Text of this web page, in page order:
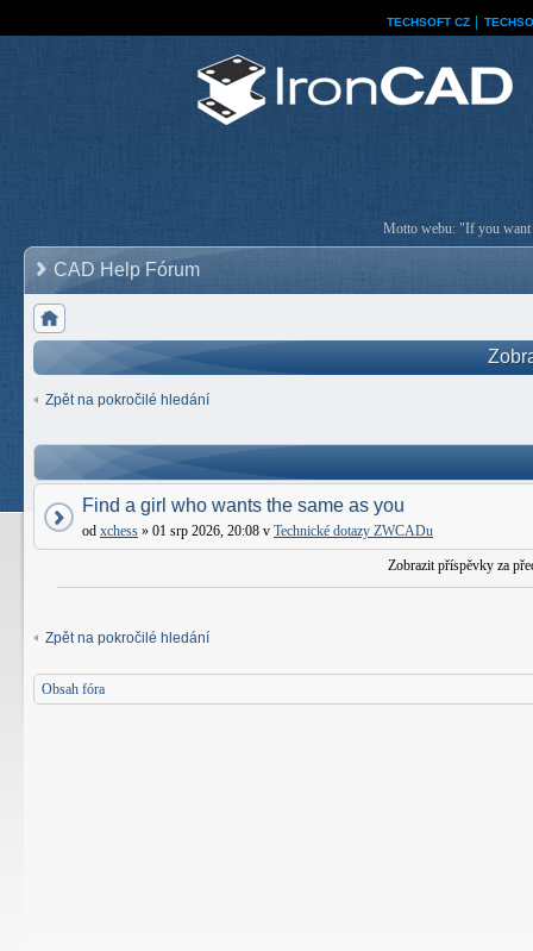
TECHSOFT CZ
Motto webu: "If you want
CAD Help Fórum
Zpět na pokročilé hledání
Find a girl who wants the same as you
od xchess » 01 srp 2026, 20:08 v Technické dotazy ZWCADu
Zobrazit příspěvky za
Zpět na pokročilé hledání
Obsah fóra